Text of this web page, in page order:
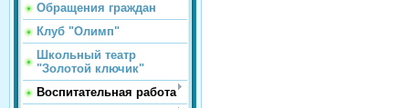
Обращения граждан
Клуб "Олимп"
Школьный театр
"Золотой ключик"
Воспитательная работа